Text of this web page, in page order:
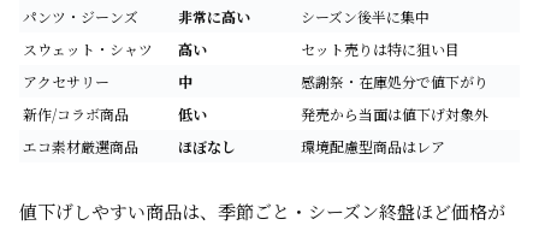
パンツ・ジーンズ
非常に高い
シーズン後半に集中
スウェット・シャツ
高い
セット売りは特に狙い目
アクセサリー
中
感謝祭・在庫処分で値下がり
新作/コラボ商品
低い
発売から当面は値下げ対象外
エコ素材厳選商品
ほぼなし 環境配慮型商品はレア
値下げしやすい商品は、季節ごと・シーズン終盤ほど価格が